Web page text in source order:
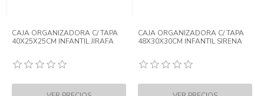
CAJA ORGANIZADORA C/ TAPA
40X25X25CM INFANTIL JIRAFA
CAJA ORGANIZADORA C/ TAPA
48X30X30CM INFANTIL SIRENA